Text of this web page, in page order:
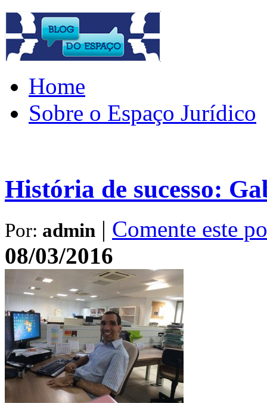
Home
Sobre o Espaço Jurídico
História de sucesso:
Por: admin | Comente este
08/03/2016